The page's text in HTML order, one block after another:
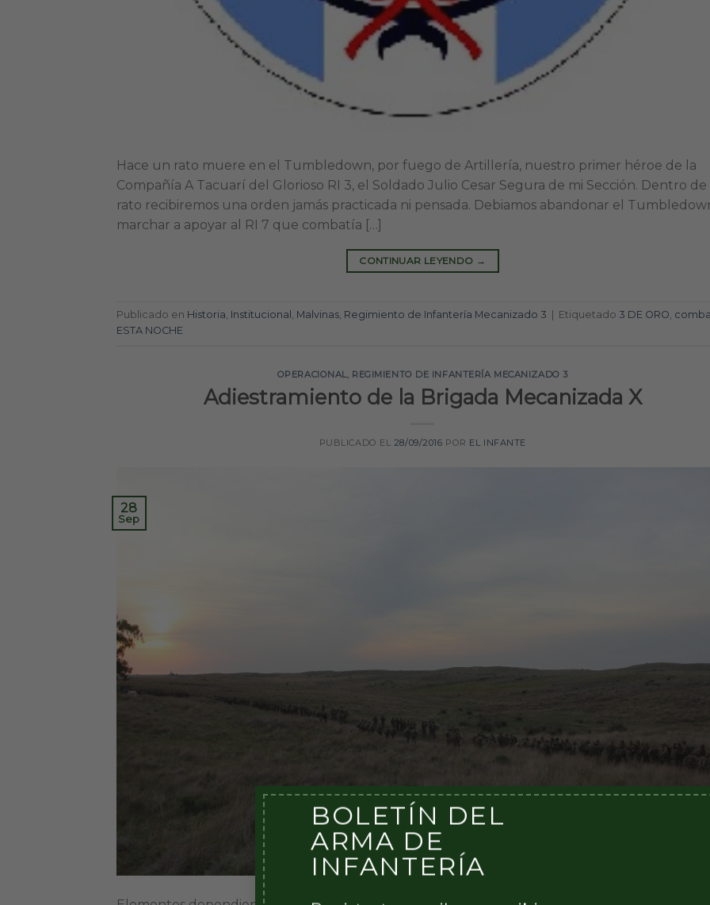
BOLETÍN DEL
ARMA DE
INFANTERÍA
Hace un rato muere en el Tumbledown, por fuego de Artillería, nuestro primer héroe de la
Compañía A Tacuarí del Glorioso RI 3, el Soldado Julio Cesar Segura de mi Sección. Dentro
rato recibiremos una orden jamás practicada ni pensada. Debiamos abandonar el
marchar a apoyar al RI 7 que combatía […]
CONTINUAR LEYENDO →
Publicado en Historia, Institucional , Malvinas, Regimiento de Infantería Mecanizado 3 Etiquetado 3 DE ORO,
ESTA NOCHE
OPERACIONAL, REGIMIENTO DE INFANTERÍA MECANIZADO 3
Adiestramiento de la Brigada Mecanizada X
PUBLICADO EL 28/09/2016 POR EL INFANTE
28
Sep